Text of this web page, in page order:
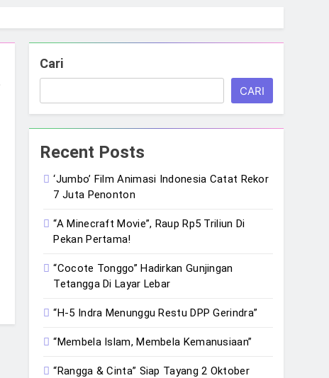
Cari
CARI
Recent Posts
‘Jumbo’ Film Animasi Indonesia Catat Rekor
7 Juta Penonton
“A Minecraft Movie”, Raup Rp5 Triliun Di
Pekan Pertama!
“Cocote Tonggo” Hadirkan Gunjingan
Tetangga Di Layar Lebar
“H-5 Indra Menunggu Restu DPP Gerindra”
“Membela Islam, Membela Kemanusiaan”
“Rangga & Cinta” Siap Tayang 2 Oktober